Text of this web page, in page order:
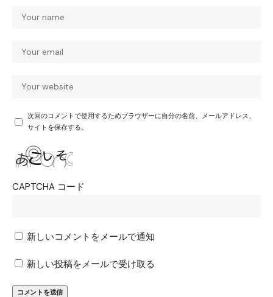
次回のコメントで使用するためブラウザーに自分の名前、メールアドレス、
サイトを保存する。
CAPTCHA コード
新しいコメントをメールで通知
新しい投稿をメールで受け取る